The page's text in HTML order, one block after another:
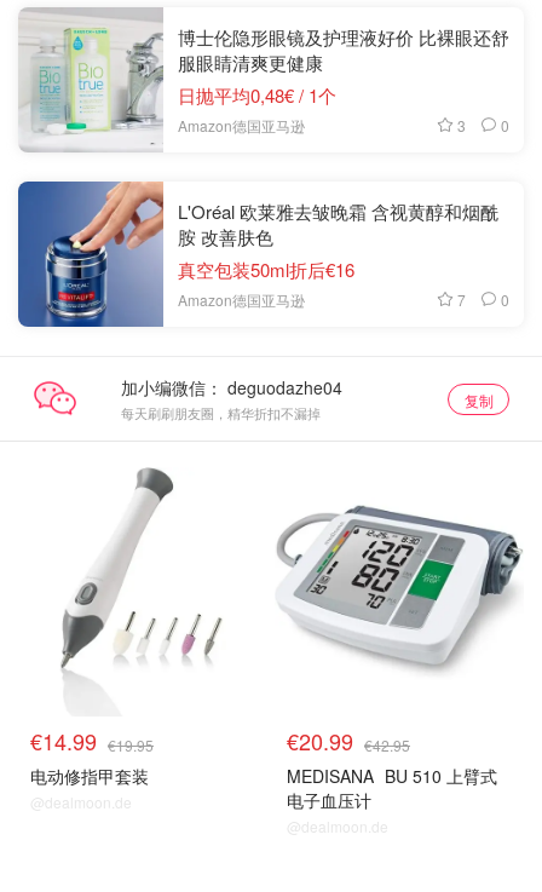
博士伦隐形眼镜及护理液好价 比裸眼还舒
服眼睛清爽更健康
日抛平均0,48€ / 1个
Amazon德国亚马逊 3 0
L'Oréal 欧莱雅去皱晚霜 含视黄醇和烟酰
胺 改善肤色
真空包装50ml折后€16
Amazon德国亚马逊 7 0
加小编微信：
每天刷刷朋友圈，精华折扣不漏掉
复制
€14.99 €19.95
电动修指甲套装
@dealmoon.de
€20.99 €42.95
MEDISANA BU 510 上臂式
电子血压计
@dealmoon.de